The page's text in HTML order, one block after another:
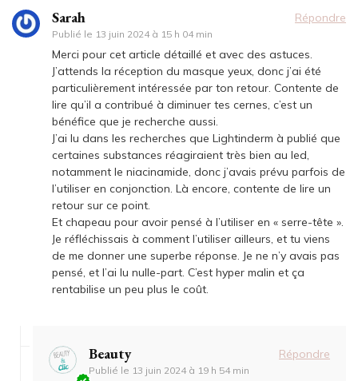
Sarah
Publié le 13 juin 2024 à 15 h 04 min
Répondre
Merci pour cet article détaillé et avec des astuces.
J’attends la réception du masque yeux, donc j’ai été
particulièrement intéressée par ton retour. Contente de
lire qu’il a contribué à diminuer tes cernes, c’est un
bénéfice que je recherche aussi.
J’ai lu dans les recherches que Lightinderm à publié que
certaines substances réagiraient très bien au led,
notamment le niacinamide, donc j’avais prévu parfois de
l’utiliser en conjonction. Là encore, contente de lire un
retour sur ce point.
Et chapeau pour avoir pensé à l’utiliser en « serre-tête ».
Je réfléchissais à comment l’utiliser ailleurs, et tu viens
de me donner une superbe réponse. Je ne n’y avais pas
pensé, et l’ai lu nulle-part. C’est hyper malin et ça
rentabilise un peu plus le coût.
Beauty
Publié le 13 juin 2024 à 19 h 54 min
Répondre